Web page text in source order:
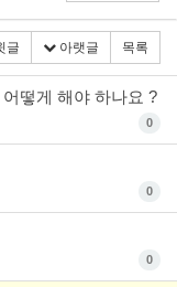
글 아랫글 목록
떻게 해야 하나요 ?
0
0
0